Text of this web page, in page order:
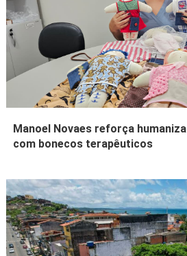
Manoel Novaes reforça
com bonecos terapêuticos